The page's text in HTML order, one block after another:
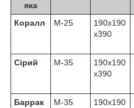
яка
Коралл М-25
190х190
х390
Сірий
М-35
190х190
х390
Баррак
М-35
190х190